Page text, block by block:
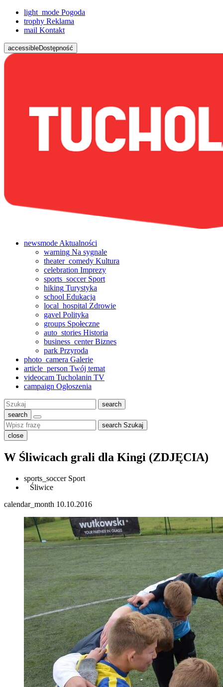
light_mode Pogoda
trophy Reklama
mail Kontakt
accessibleDostępność
newsmode Aktualności
warning Na sygnale
theater_comedy Kultura
celebration Imprezy
sports_soccerSport
hiking Turystyka
school Edukacja
local_hospital Zdrowie
gavel Polityka
groups Społeczne
auto_stories Historia
business_centerBiznes
park Przyroda
photo_camera Galerie
article_person Twój temat
videocam Tucholanin TV
campaign Ogłoszenia
Szukaj:
search
search
search Szukaj
close
W Śliwicach grali dla Kingi (ZDJĘCIA)
sports_soccerSport
Śliwice
calendar_month 10.10.2016